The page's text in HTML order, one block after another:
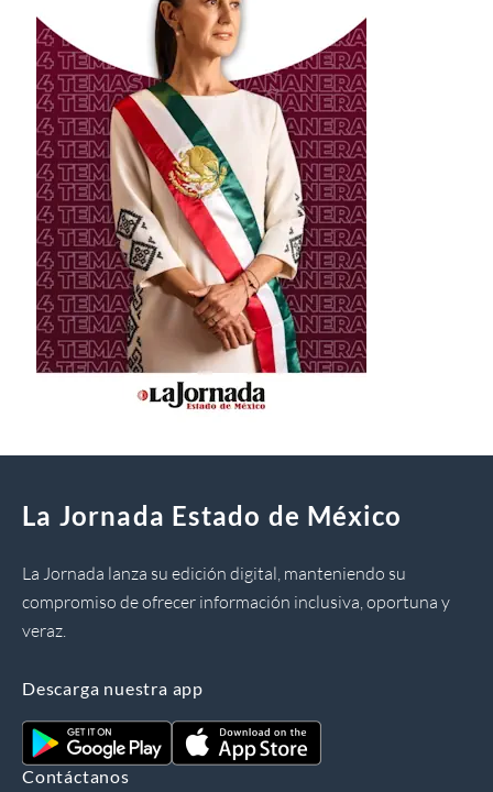
La Jornada Estado de México
La Jornada lanza su edición digital, manteniendo su
compromiso de ofrecer información inclusiva, oportuna y
veraz.
Descarga nuestra app
Contáctanos